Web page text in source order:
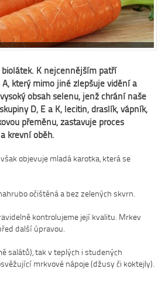
biolátek. K nejcennějším patří
který mimo jiné zlepšuje vidění a
obsah selenu, jenž chrání naše
D, E a K, lecitin, draslík, vápník,
přeměnu, zastavuje proces
krevní oběh.
objevuje mladá karotka, která se
očištěná a bez zelených skvrn.
kontrolujeme její kvalitu. Mrkev
další úpravou.
salátů), tak v teplých i studených
mrkvové nápoje (džusy či koktejly).